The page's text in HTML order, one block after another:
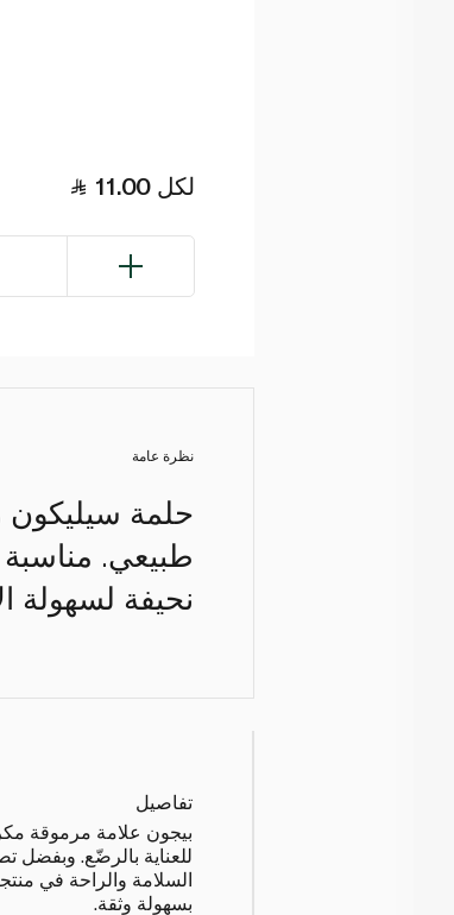
11.00 لكل
نظرة عامة
حلمة
نحيفة لسهولة
تفاصيل
بيجون علامة مرموقة
للعناية بالرضّع. وبفضل
السلامة والراحة في
بسهولة وثقة.